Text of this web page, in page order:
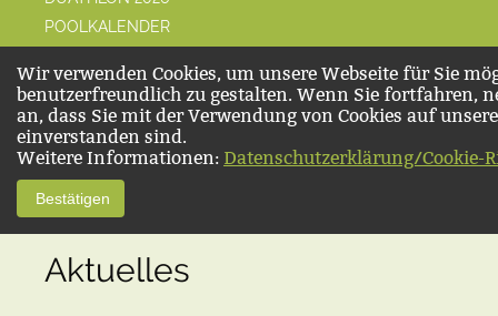
POOLKALENDER
Wir verwenden Cookies, um unsere Webseite für Sie
benutzerfreundlich zu gestalten. Wenn Sie fortfahren,
an, dass Sie mit der Verwendung von Cookies auf
einverstanden sind.
Weitere Informationen: Datenschutzerklärung/Cookie-
Bestätigen
Aktuelles